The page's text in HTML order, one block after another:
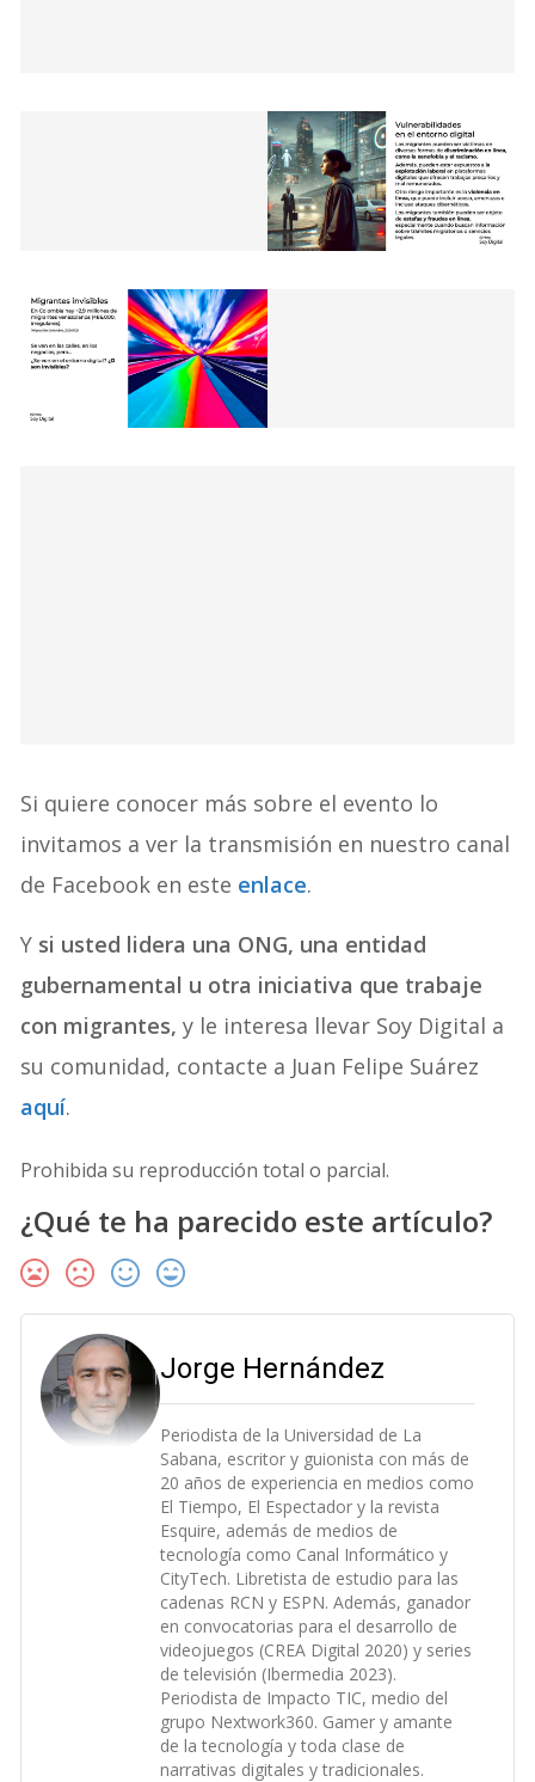
Si quiere conocer más sobre el evento lo
invitamos a ver la transmisión en nuestro canal
de Facebook en este enlace.
Y si usted lidera una ONG, una entidad
gubernamental u otra iniciativa que trabaje
con migrantes,y le interesa llevar Soy Digital a
su comunidad, contacte a Juan Felipe Suárez
aquí.
Prohibida su reproducción total o parcial.
¿Qué te ha parecido este artículo?
Jorge Hernández
Periodista de la Universidad de La
Sabana, escritor y guionista con más de
20 años de experiencia en medios como
El Tiempo, El Espectador y la revista
Esquire, además de medios de
tecnología como Canal Informático y
CityTech. Libretista de estudio para las
cadenas RCN y ESPN. Además, ganador
en convocatorias para el desarrollo de
videojuegos (CREA Digital 2020) y series
de televisión (Ibermedia 2023).
Periodista de Impacto TIC, medio del
grupo Nextwork360. Gamer y amante
de la tecnología y toda clase de
narrativas digitales y tradicionales.